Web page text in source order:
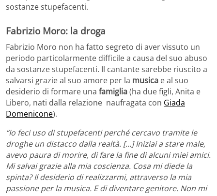
sostanze stupefacenti.
Fabrizio Moro: la droga
Fabrizio Moro non ha fatto segreto di aver vissuto un
periodo particolarmente difficile a causa del suo abuso
da sostanze stupefacenti. Il cantante sarebbe riuscito a
salvarsi grazie al suo amore per la musica e al suo
desiderio di formare una famiglia(ha due figli, Anita e
Libero, nati dalla relazione naufragata con Giada
Domenicone).
“Io feci uso di stupefacenti perché cercavo tramite le
droghe un distacco dalla realtà. […] Iniziai a stare male,
avevo paura di morire, di fare la fine di alcuni miei amici.
Mi salvai grazie alla mia coscienza. Cosa mi diede la
spinta? Il desiderio di realizzarmi, attraverso la mia
passione per la musica. E di diventare genitore. Non mi